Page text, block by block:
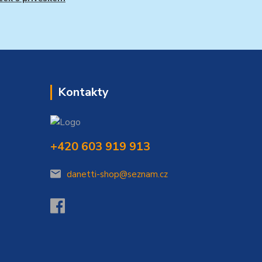
Kontakty
+420 603 919 913
danetti-shop@seznam.cz